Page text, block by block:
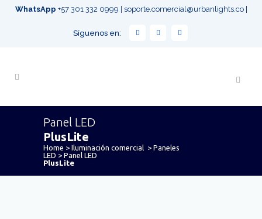
WhatsApp +57 301 332 0999 soporte.comercial@urbanlights.co|
Síguenos en:
Panel LED
PlusLite
Home > Iluminación comercial > Paneles
LED > Panel LED
PlusLite